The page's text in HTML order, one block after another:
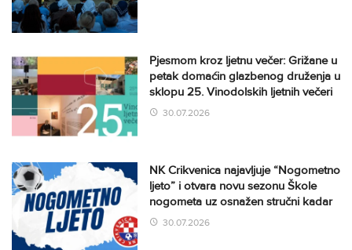
Pjesmom kroz ljetnu večer: Grižane u
petak domaćin glazbenog druženja u
sklopu 25. Vinodolskih ljetnih večeri
30.07.2026
NK Crikvenica najavljuje “Nogometno
ljeto” i otvara novu sezonu Škole
nogometa uz osnažen stručni kadar
30.07.2026